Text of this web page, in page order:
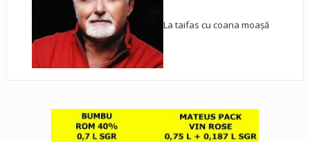
La taifas cu coana moașă